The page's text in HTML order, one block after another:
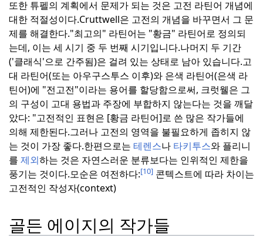
또한 튜펠의 계획에서 문제가 되는 것은 고전 라틴어 개념에
대한 적절성이다.Cruttwell은 고전의 개념을 바꾸면서 그 문
제를 해결한다."최고의" 라틴어는 "황금" 라틴어로 정의되
는데, 이는 세 시기 중 두 번째 시기입니다.나머지 두 기간
('클래식'으로 간주됨)은 걸려 있는 상태로 남아 있습니다.고
대 라틴어(또는 아우구스투스 이후)와 은색 라틴어(은색 라
틴어)에 "전고전"이라는 용어를 할당함으로써, 크럿웰은 그
의 구성이 고대 용법과 주장에 부합하지 않는다는 것을 깨달
았다: "고전적인 표현은 [황금 라틴어]로 쓴 많은 작가들에
의해 제한된다.그러나 고전의 영역을 불필요하게 좁히지 않
는 것이 가장 좋다.한편으로는 테렌스나 타키투스와 플리니
를 제외하는 것은 자연스러운 분류보다는 인위적인 제한을
풍기는 것이다.모순은 여전하다:[10] 콘텍스트에 따라 차이는
고전적인 작성자(context)
골든 에이지의 작가들